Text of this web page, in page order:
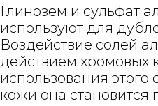
Глинозем и сульфат
используют для
Воздействие солей
действием хромовых
использования
кожи она становится